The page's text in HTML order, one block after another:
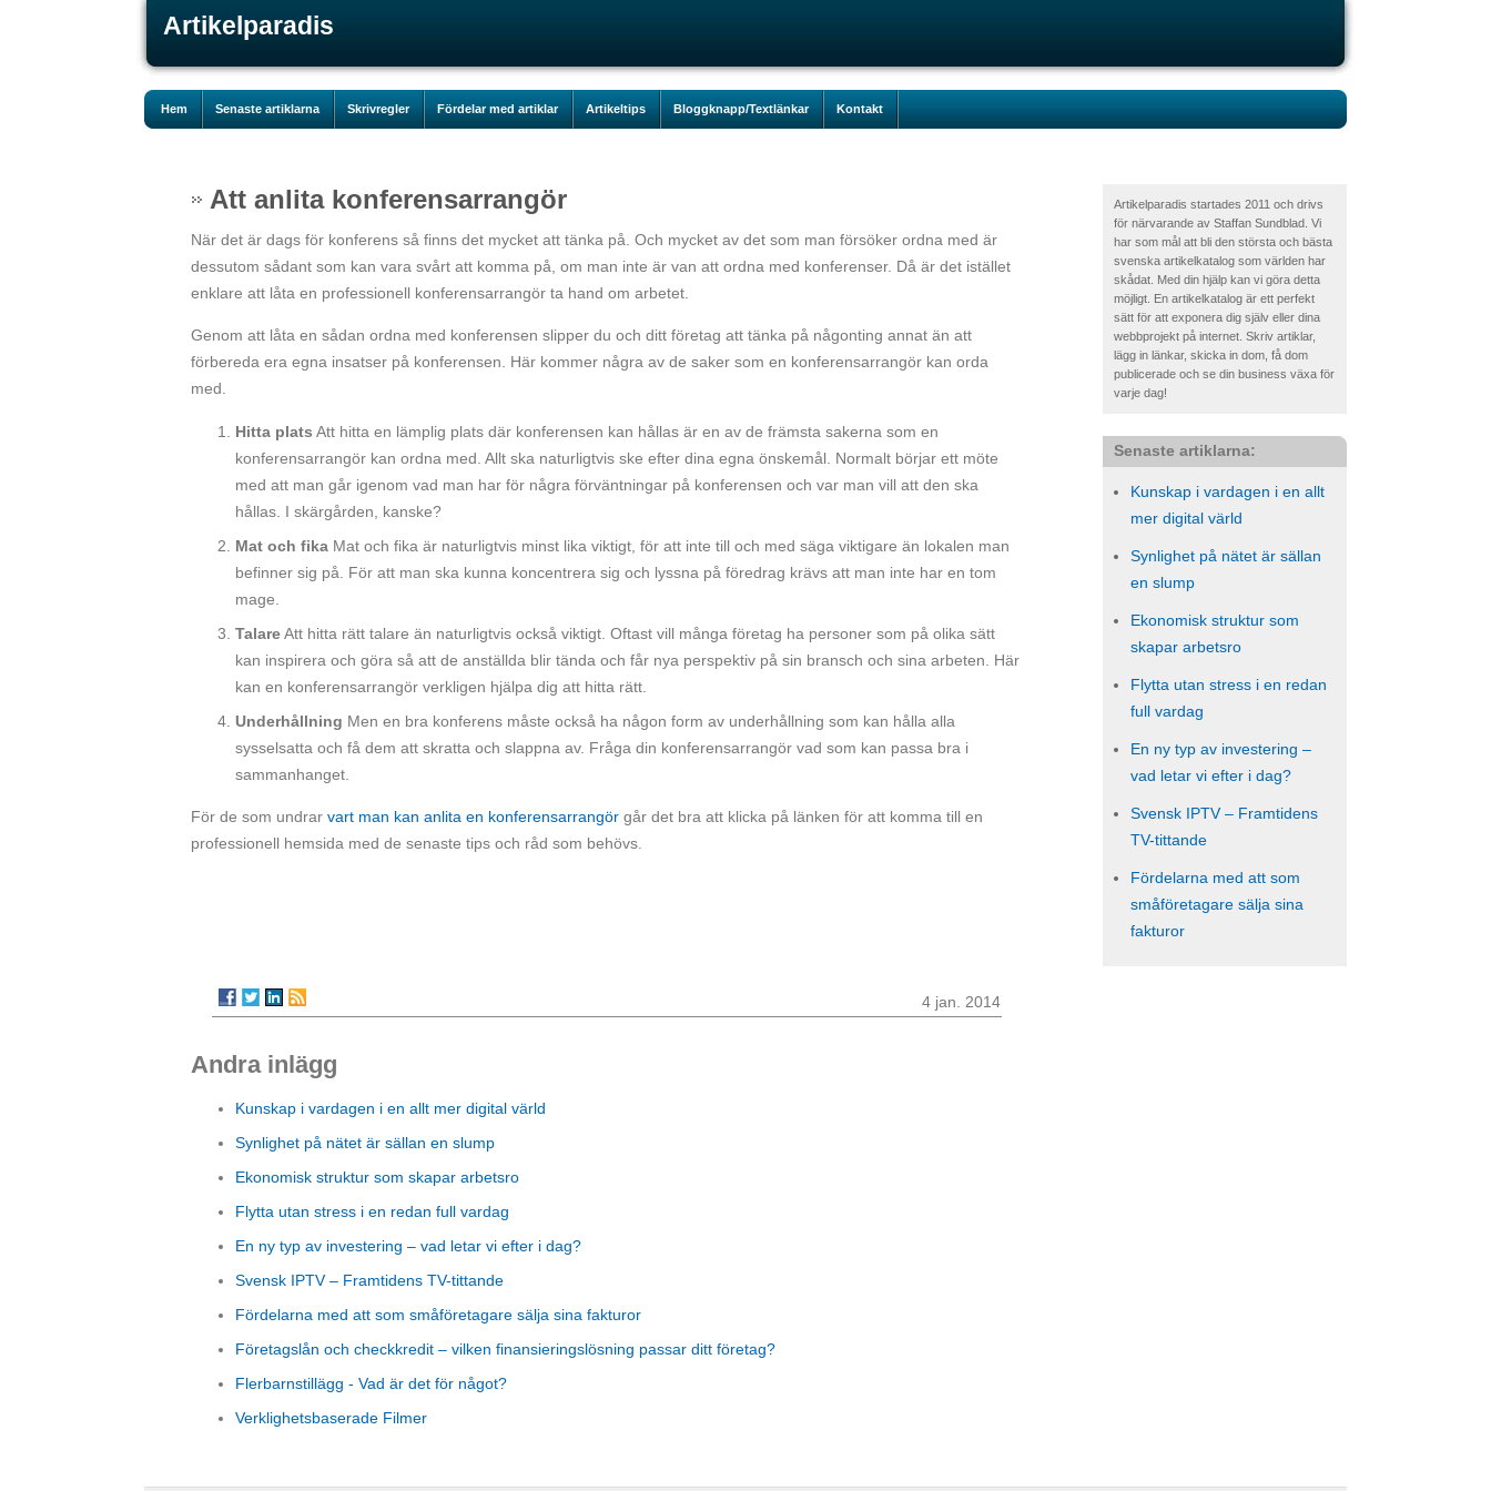
Artikelparadis
Hem Senaste artiklarna Skrivregler Fördelar med artiklar Artikeltips Bloggknapp/Textlänkar Kontakt
Artikelparadis startades 2011 och drivs
för närvarande av Staffan Sundblad. Vi
har som mål att bli den största och bästa
svenska artikelkatalog som världen har
skådat. Med din hjälp kan vi göra detta
möjligt. En artikelkatalog är ett perfekt
sätt för att exponera dig själv eller dina
webbprojekt på internet. Skriv artiklar,
lägg in länkar, skicka in dom, få dom
publicerade och se din business växa för
varje dag!
Senaste artiklarna:
Kunskap i vardagen i en allt
mer digital värld
Synlighet på nätet är sällan
en slump
Ekonomisk struktur som
skapar arbetsro
Flytta utan stress i en redan
full vardag
En ny typ av investering –
vad letar vi efter i dag?
Svensk IPTV – Framtidens
TV-tittande
Fördelarna med att som
småföretagare sälja sina
fakturor
Att anlita konferensarrangör
När det är dags för konferens så finns det mycket att tänka på. Och mycket av det som man försöker ordna med är
dessutom sådant som kan vara svårt att komma på, om man inte är van att ordna med konferenser. Då är det istället
enklare att låta en professionell konferensarrangör ta hand om arbetet.
Genom att låta en sådan ordna med konferensen slipper du och ditt företag att tänka på någonting annat än att
förbereda era egna insatser på konferensen. Här kommer några av de saker som en konferensarrangör kan orda
med.
Hitta plats Att hitta en lämplig plats där konferensen kan hållas är en av de främsta sakerna som en
konferensarrangör kan ordna med. Allt ska naturligtvis ske efter dina egna önskemål. Normalt börjar ett möte
med att man går igenom vad man har för några förväntningar på konferensen och var man vill att den ska
hållas. I skärgården, kanske?
Mat och fika Mat och fika är naturligtvis minst lika viktigt, för att inte till och med säga viktigare än lokalen man
befinner sig på. För att man ska kunna koncentrera sig och lyssna på föredrag krävs att man inte har en tom
mage.
TalareAtt hitta rätt talare än naturligtvis också viktigt. Oftast vill många företag ha personer som på olika sätt
kan inspirera och göra så att de anställda blir tända och får nya perspektiv på sin bransch och sina arbeten. Här
kan en konferensarrangör verkligen hjälpa dig att hitta rätt.
Underhållning Men en bra konferens måste också ha någon form av underhållning som kan hålla alla
sysselsatta och få dem att skratta och slappna av. Fråga din konferensarrangör vad som kan passa bra i
sammanhanget.
För de som undrar vart man kan anlita en konferensarrangör går det bra att klicka på länken för att komma till en
professionell hemsida med de senaste tips och råd som behövs.
4 jan. 2014
Andra inlägg
Kunskap i vardagen i en allt mer digital värld
Synlighet på nätet är sällan en slump
Ekonomisk struktur som skapar arbetsro
Flytta utan stress i en redan full vardag
En ny typ av investering – vad letar vi efter i dag?
Svensk IPTV – Framtidens TV-tittande
Fördelarna med att som småföretagare sälja sina fakturor
Företagslån och checkkredit – vilken finansieringslösning passar ditt företag?
Flerbarnstillägg - Vad är det för något?
Verklighetsbaserade Filmer